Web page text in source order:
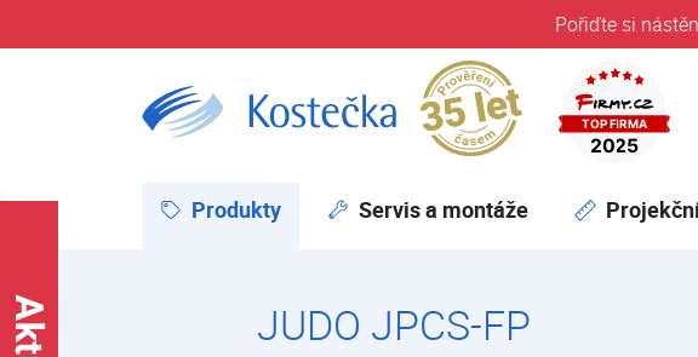
Pořiďte si
Prověřeni časem 32
Produkty (aktuální)Servis a montáže
JUDO JPCS-FP